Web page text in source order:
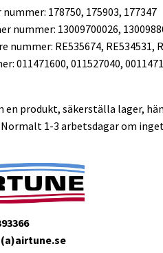
178750, 175903, 177347
nummer: 13009700026,
nummer: RE535674, RE534531,
011471600, 011527040,
en produkt, säkerställa lager,
Normalt 1-3 arbetsdagar om